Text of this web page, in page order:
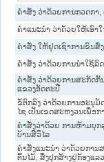
ຄຳສັ່ງ ວ່າດ້ວຍການກວດກາ
ຄຳແນະນຳ ວ່າດ້ວຍໃຫ້ເອົາ
ຄຳສັ່ງ ໃຫ້ຢຸດເຊົາການຂົນສົ່
ຄຳສັ່ງ ວ່າດ້ວຍການນຳໃຊ້
ຄຳສັ່ງ ວ່າດ້ວຍການສະກັດກັ້
ແຂວງອັດຕະປື
ຂໍ້ຕົກລົງ ວ່າດ້ວຍການອະນຸ
ໄຊ ເປັນເຂດສະຫງວນເພື່ອກ
ຄຳສັ່ງວ່າດ້ວຍ ການຫ້າມບຸ
ບ້ານສີວິໄລ
ຄຳສັ່ງແນະນຳ ວ່າດ້ວຍການ
ຕົ້ນໄມ້, ສິ່ງປຸກສ້າງຢູ່ກ້ອງແ